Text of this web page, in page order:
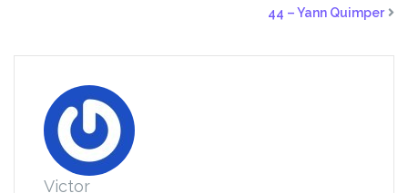
44 – Yann Quimper
Victor